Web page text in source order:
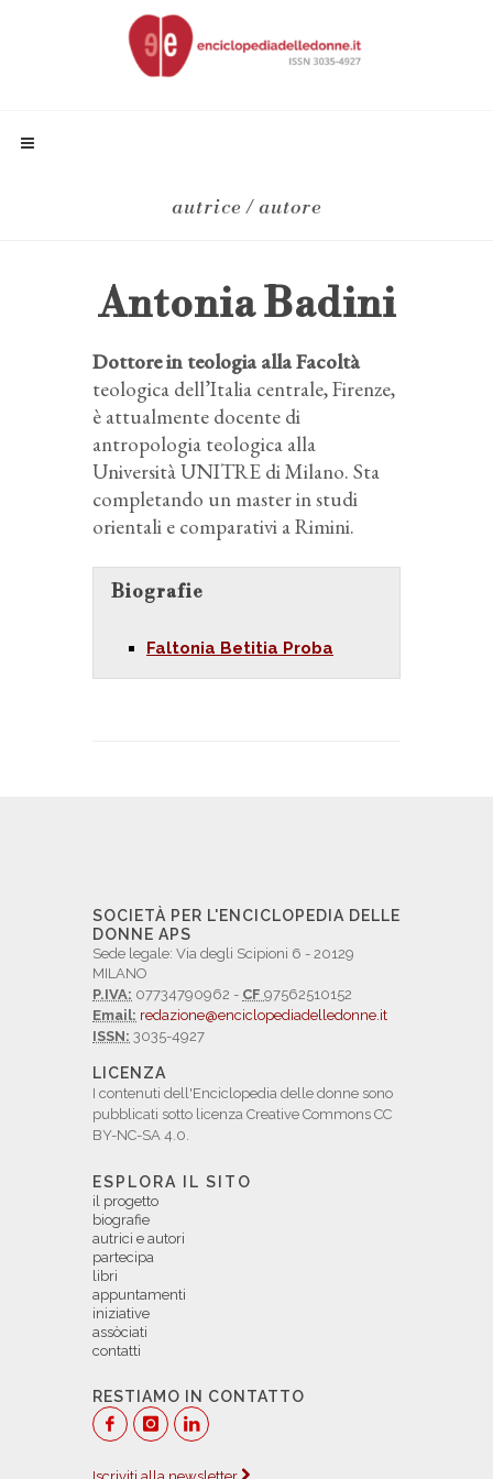
autrice / autore
Antonia Badini
Dottore in teologia alla Facoltà
teologica dell’Italia centrale, Firenze,
è attualmente docente di
antropologia teologica alla
Università UNITRE di Milano. Sta
completando un master in studi
orientali e comparativi a Rimini.
Biografie
Faltonia Betitia Proba
SOCIETÀ PER L'ENCICLOPEDIA DELLE
DONNE APS
Sede legale: Via degli Scipioni 6 - 20129
MILANO
P.IVA: 07734790962 - CF 97562510152
Email: redazione@enciclopediadelledonne.it
ISSN: 3035-4927
LICENZA
I contenuti dell'Enciclopedia delle donne sono
pubblicati sotto licenza Creative Commons CC
BY-NC-SA 4.0.
ESPLORA IL SITO
il progetto
biografie
autrici e autori
partecipa
libri
appuntamenti
iniziative
assòciati
contatti
RESTIAMO IN CONTATTO